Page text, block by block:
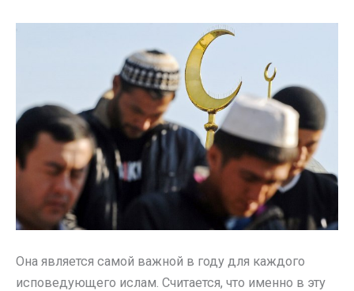
Она является самой важной в году для каждого
исповедующего ислам. Считается, что именно в эту